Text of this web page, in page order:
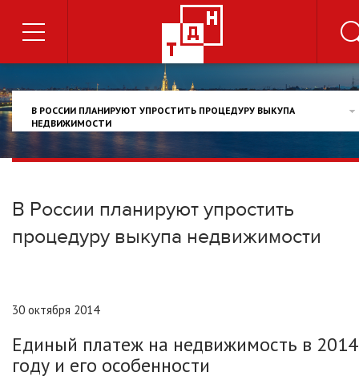
В РОССИИ ПЛАНИРУЮТ УПРОСТИТЬ ПРОЦЕДУРУ ВЫКУПА
НЕДВИЖИМОСТИ
В России планируют упростить
процедуру выкупа недвижимости
30 октября 2014
Единый платеж на недвижимость в 2014
году и его особенности